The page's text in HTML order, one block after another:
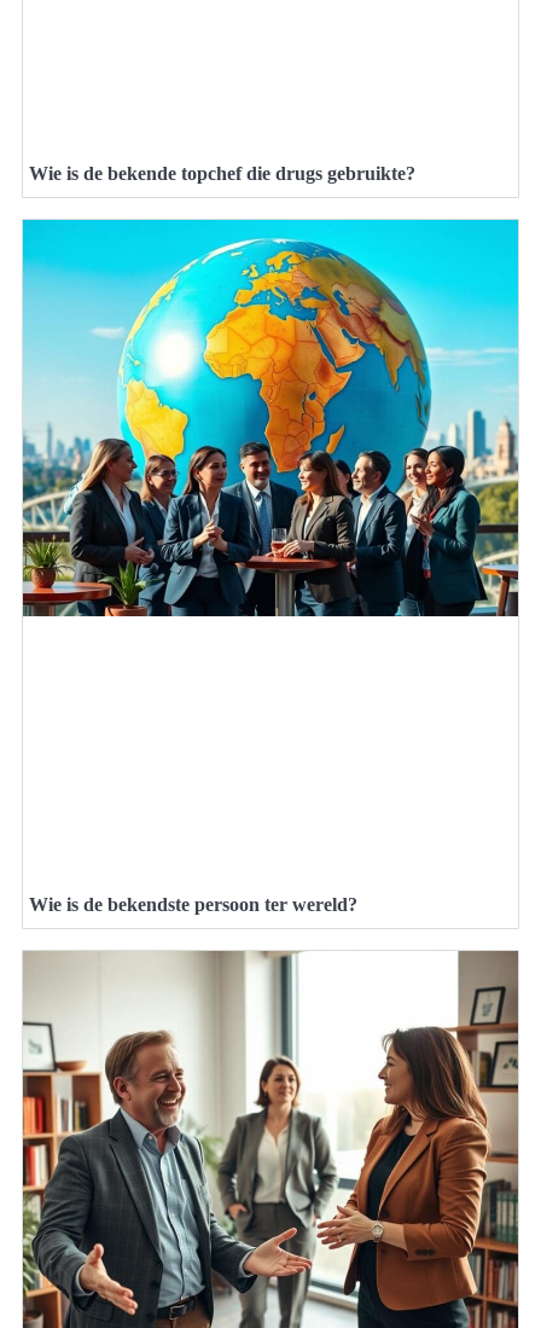
Wie is de bekende topchef die drugs gebruikte?
Wie is de bekendste persoon ter wereld?